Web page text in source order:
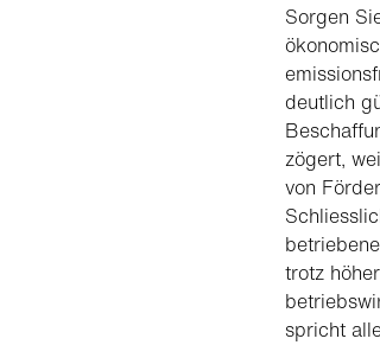
Sorgen
deutlich
zögert,
von
trotz
spricht